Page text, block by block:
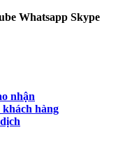
Whatsapp Skype
nhận
hàng